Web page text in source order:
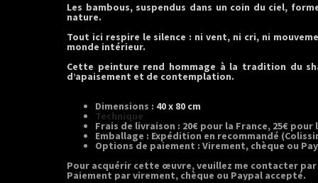
Les bambous, suspendus dans un coin du ciel,
nature.
Tout ici respire le silence : ni vent, ni cri, ni
monde intérieur.
Cette peinture rend hommage à la tradition du
d’apaisement et de contemplation.
Dimensions : 40 x 80 cm
Technique
Frais de livraison : 20€ pour la France, 25€ pour
Emballage : Expédition en recommandé
Options de paiement : Virement, chèque ou
Pour acquérir cette œuvre, veuillez me contacter par
Paiement par virement, chèque ou Paypal accepté.